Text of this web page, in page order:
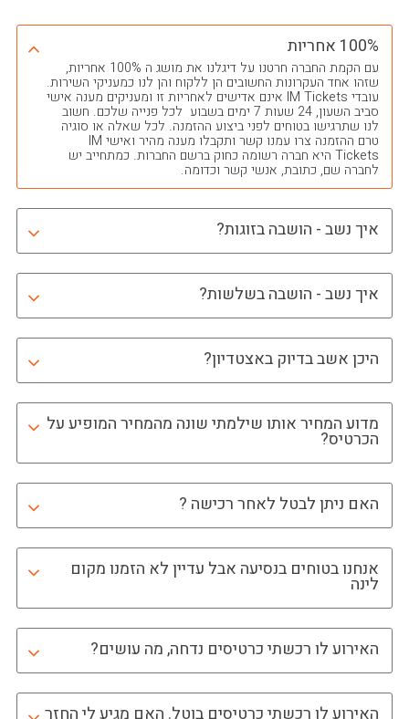
100% אחריות
עם הקמת החברה חרטנו על דיגלנו את מושג ה 100% אחריות,
שזהו אחד העקרונות החשובים הן ללקוח והן לנו כמעניקי השירות.
עובדי IM Tickets אינם אדישים לאחריות זו ומעניקים מענה אישי
סביב השעון, 24 שעות 7 ימים בשבוע לכל פנייה שלכם. חשוב
לנו שתרגישו בטוחים לפני ביצוע ההזמנה. לכל שאלה או סוגיה
טרם ההזמנה צרו עמנו קשר ותקבלו מענה מהיר ואישי IM
Tickets היא חברה רשומה כחוק ברשם החברות. כמתחייב יש
לחברה שם, כתובת, אנשי קשר וכדומה.
איך נשב - הושבה בזוגות?
איך נשב - הושבה בשלשות?
היכן אשב בדיוק באצטדיון?
מדוע המחיר אותו שילמתי שונה מהמחיר המופיע על
הכרטיס?
האם ניתן לבטל לאחר רכישה ?
אנחנו בטוחים בנסיעה אבל עדיין לא הזמנו מקום
לינה
האירוע לו רכשתי כרטיסים נדחה, מה עושים?